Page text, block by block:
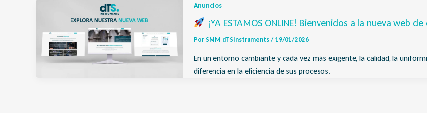
Anuncios
¡YA ESTAMOS ONLINE! Bienvenidos a la nueva web
Por SMM dTSInstruments / 19/01/2026
En un entorno cambiante y cada vez más exigente, la calidad, la
diferencia en la eficiencia de sus procesos.